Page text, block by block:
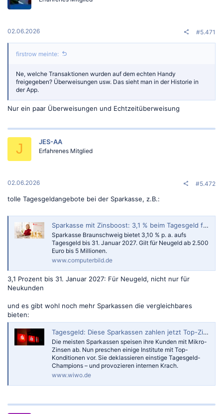
02.06.2026 #5.471
firstrow meinte:
Ne, welche Transaktionen wurden auf dem echten Handy
freigegeben? Überweisungen usw. Das sieht man in der Historie in
der App.
Nur ein paar Überweisungen und Echtzeitüberweisung
J JES-AA
Erfahrenes Mitglied
02.06.2026 #5.472
tolle Tagesgeldangebote bei der Sparkasse, z.B.:
Sparkasse mit Zinsboost: 3,1 % beim Tagesgeld für ganze 8 Monate
Sparkasse Braunschweig bietet 3,10 % p. a. aufs
Tagesgeld bis 31. Januar 2027. Gilt für Neugeld ab 2.500
Euro bis 5 Millionen.
www.computerbild.de
3,1 Prozent bis 31. Januar 2027: Für Neugeld, nicht nur für
Neukunden
und es gibt wohl noch mehr Sparkassen die vergleichbares
bieten:
Tagesgeld: Diese Sparkassen zahlen jetzt Top-Zinsen
Die meisten Sparkassen speisen ihre Kunden mit Mikro-
Zinsen ab. Nun preschen einige Institute mit Top-
Konditionen vor. Sie deklassieren einstige Tagesgeld-
Champions – und provozieren internen Krach.
www.wiwo.de